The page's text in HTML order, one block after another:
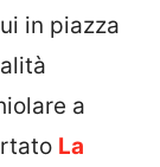
in piazza
a
La